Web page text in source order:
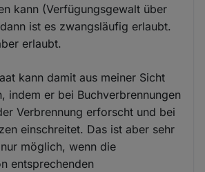
kann (Verfügungsgewalt über
ist es zwangsläufig erlaubt.
erlaubt.
kann damit aus meiner Sicht
indem er bei Buchverbrennungen
Verbrennung erforscht und bei
einschreitet. Das ist aber sehr
möglich, wenn die
entsprechenden